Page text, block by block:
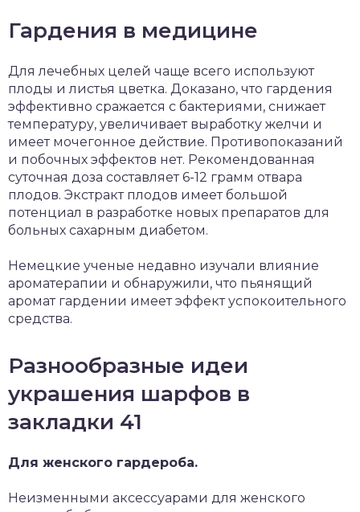
Гардения в медицине
Для лечебных целей чаще всего используют
плоды и листья цветка. Доказано, что гардения
эффективно сражается с бактериями, снижает
температуру, увеличивает выработку желчи и
имеет мочегонное действие. Противопоказаний
и побочных эффектов нет. Рекомендованная
суточная доза составляет 6-12 грамм отвара
плодов. Экстракт плодов имеет большой
потенциал в разработке новых препаратов для
больных сахарным диабетом.
Немецкие ученые недавно изучали влияние
ароматерапии и обнаружили, что пьянящий
аромат гардении имеет эффект успокоительного
средства.
Разнообразные идеи
украшения шарфов в
закладки 41
Для женского гардероба.
Неизменными аксессуарами для женского